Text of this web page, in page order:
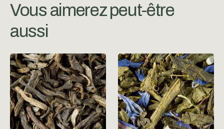
Vous aimerez peut-être
aussi